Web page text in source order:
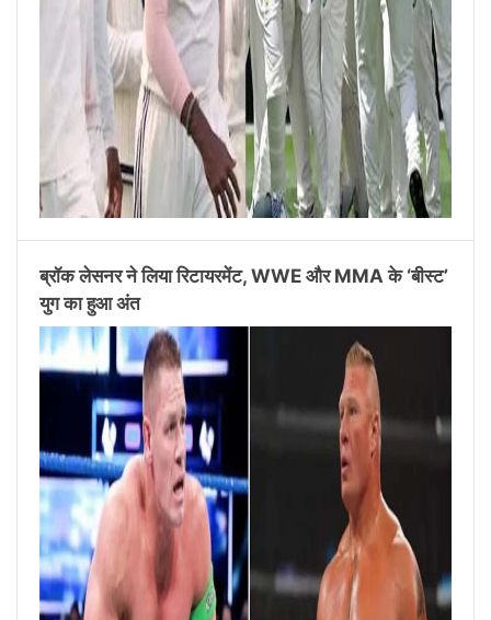
ब्रॉक लेसनर ने लिया रिटायरमेंट, WWE और MMA के ‘बीस्ट’
युग का हुआ अंत